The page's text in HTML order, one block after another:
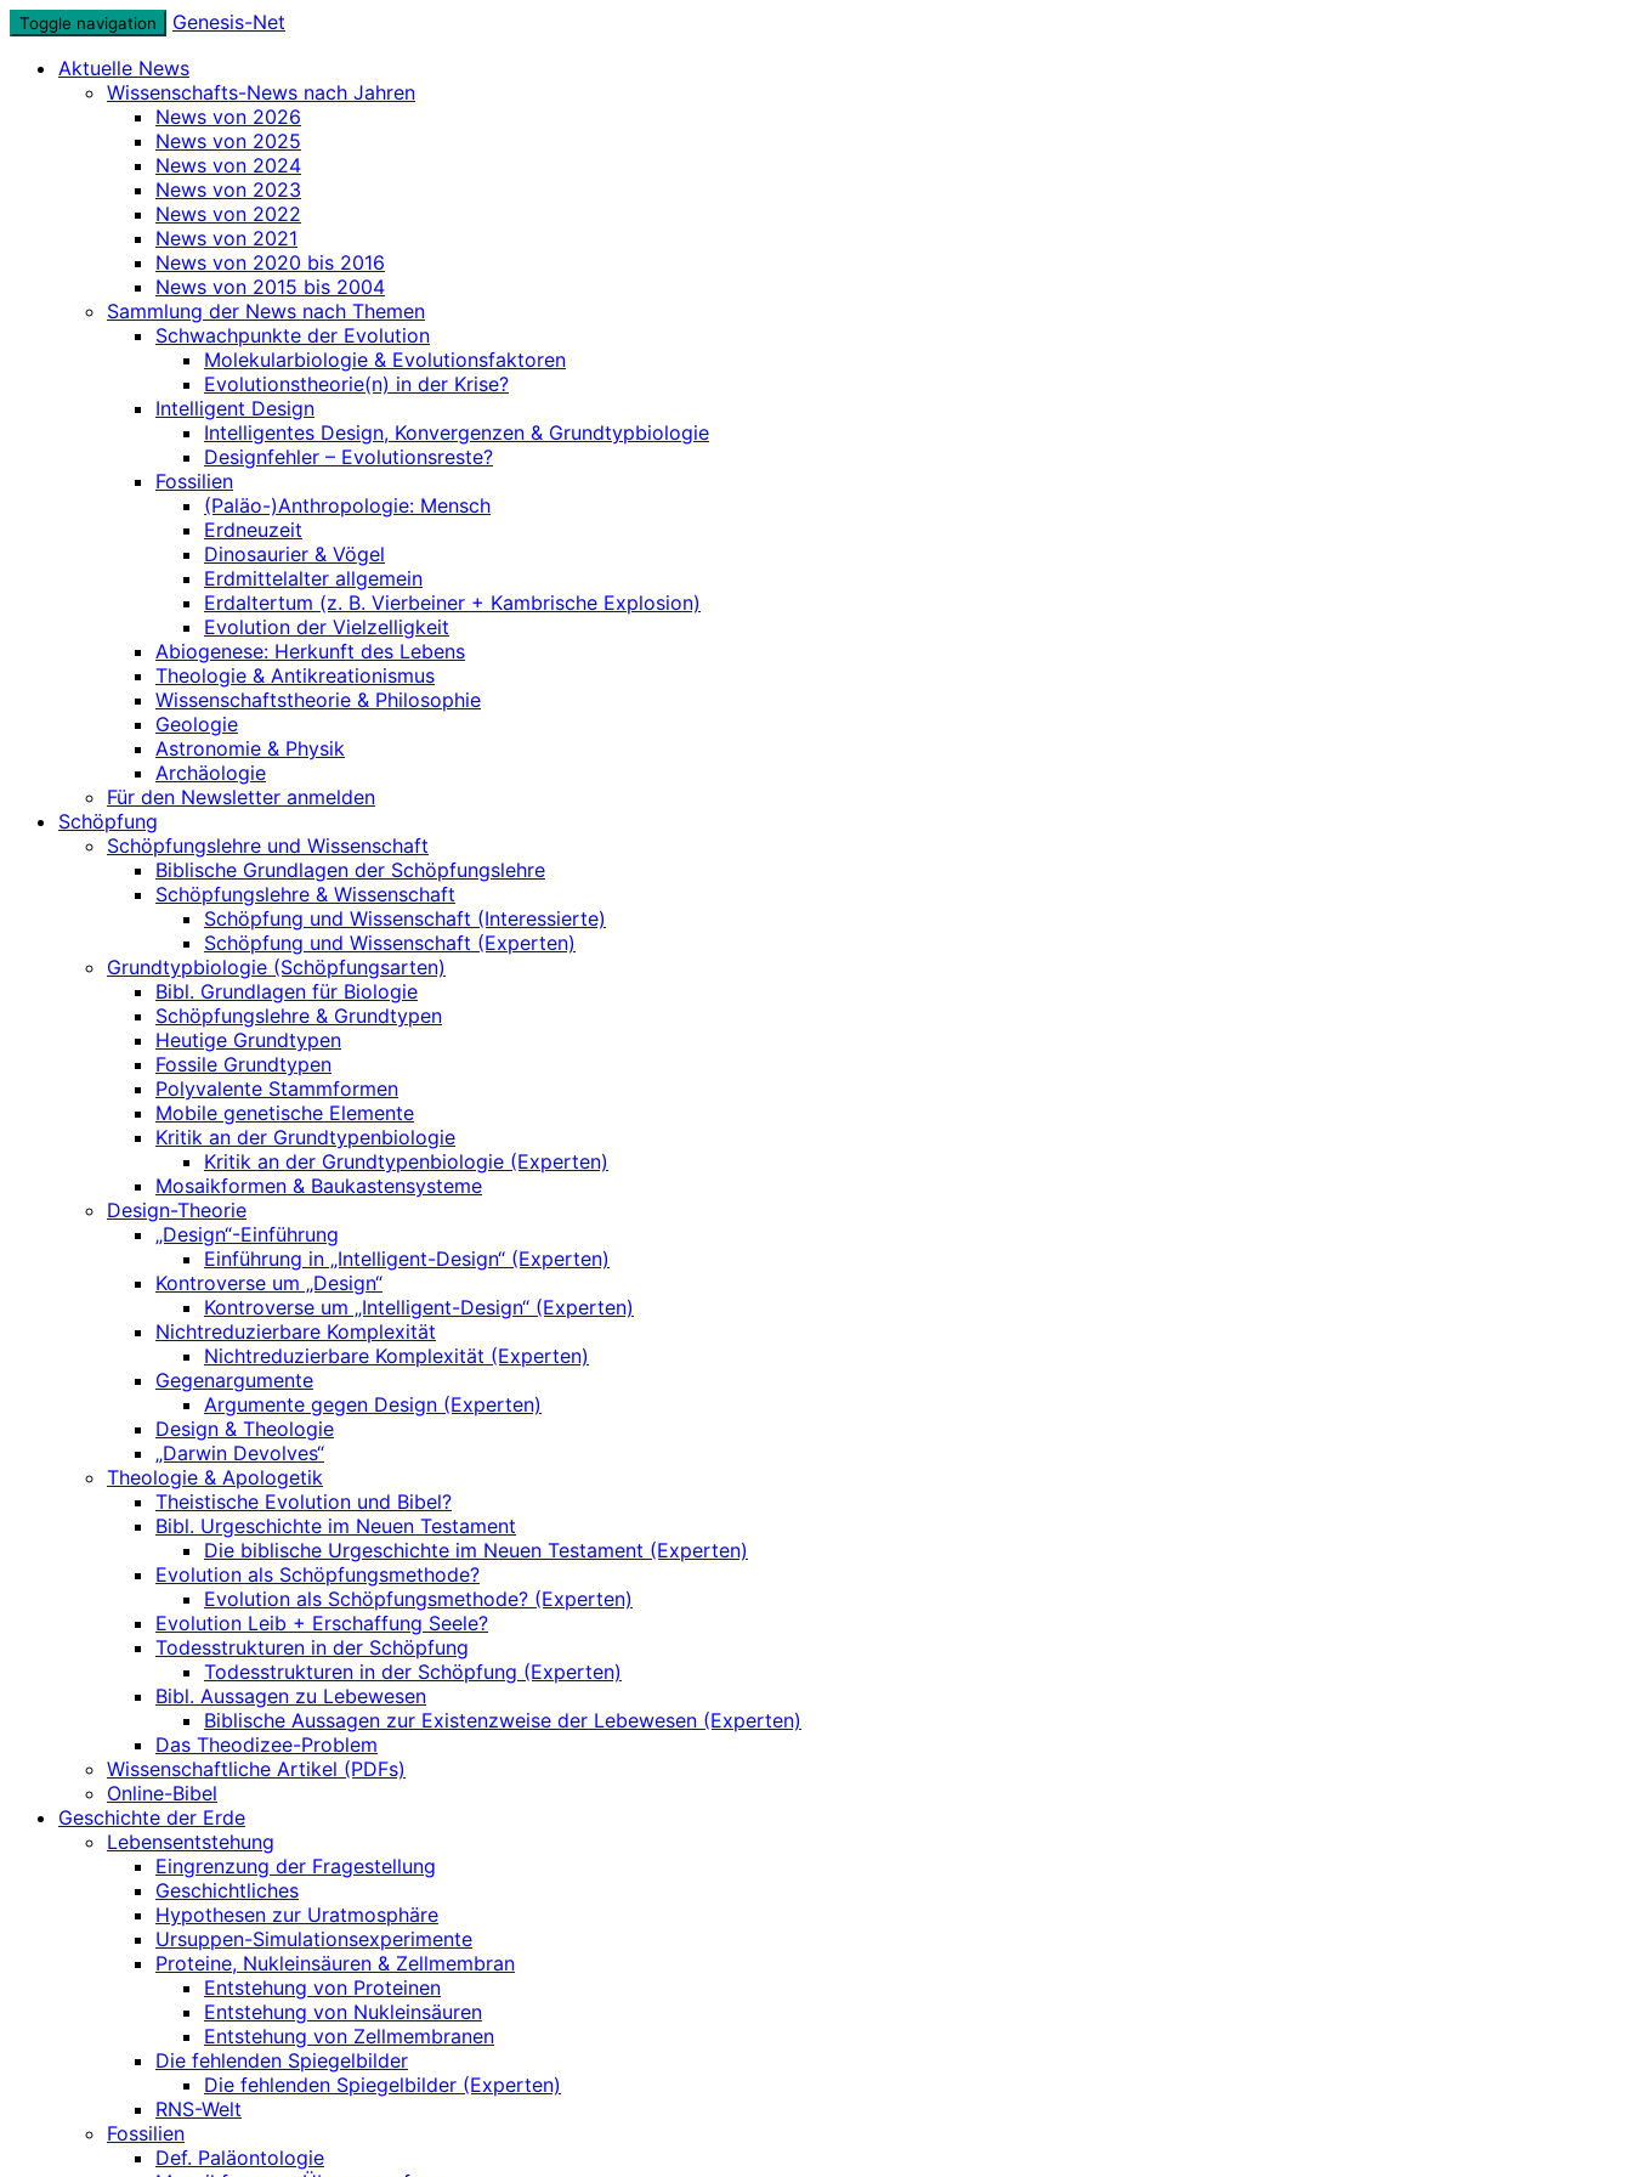
Skip
content
Toggle navigation
Genesis-Net
Aktuelle News
Wissenschafts-News nach Jahren
News von 2026
News von 2025
News von 2024
News von 2023
News von 2022
News von 2021
News von 2020 bis 2016
News von 2015 bis 2004
Sammlung der News nach Themen
Schwachpunkte der Evolution
Molekularbiologie & Evolutionsfaktoren
Evolutionstheorie(n) in der Krise?
Intelligent Design
Intelligentes Design, Konvergenzen & Grundtypbiologie
Designfehler – Evolutionsreste?
Fossilien
(Paläo-)Anthropologie: Mensch
Erdneuzeit
Dinosaurier & Vögel
Erdmittelalter allgemein
Erdaltertum (z. B. Vierbeiner + Kambrische Explosion)
Evolution der Vielzelligkeit
Abiogenese: Herkunft des Lebens
Theologie & Antikreationismus
Wissenschaftstheorie & Philosophie
Geologie
Astronomie & Physik
Archäologie
Für den Newsletter anmelden
Schöpfung
Schöpfungslehre und Wissenschaft
Biblische Grundlagen der Schöpfungslehre
Schöpfungslehre & Wissenschaft
Schöpfung und Wissenschaft (Interessierte)
Schöpfung und Wissenschaft (Experten)
Grundtypbiologie (Schöpfungsarten)
Bibl. Grundlagen für Biologie
Schöpfungslehre & Grundtypen
Heutige Grundtypen
Fossile Grundtypen
Polyvalente Stammformen
Mobile genetische Elemente
Kritik an der Grundtypenbiologie
Kritik an der Grundtypenbiologie (Experten)
Mosaikformen & Baukastensysteme
Design-Theorie
„Design“-Einführung
Einführung in „Intelligent-Design“ (Experten)
Kontroverse um „Design“
Kontroverse um „Intelligent-Design“ (Experten)
Nichtreduzierbare Komplexität
Nichtreduzierbare Komplexität (Experten)
Gegenargumente
Argumente gegen Design (Experten)
Design & Theologie
„Darwin Devolves“
Theologie & Apologetik
Theistische Evolution und Bibel?
Bibl. Urgeschichte im Neuen Testament
Die biblische Urgeschichte im Neuen Testament (Experten)
Evolution als Schöpfungsmethode?
Evolution als Schöpfungsmethode? (Experten)
Evolution Leib + Erschaffung Seele?
Todesstrukturen in der Schöpfung
Todesstrukturen in der Schöpfung (Experten)
Bibl. Aussagen zu Lebewesen
Biblische Aussagen zur Existenzweise der Lebewesen (Experten)
Das Theodizee-Problem
Wissenschaftliche Artikel (PDFs)
Online-Bibel
Geschichte der Erde
Lebensentstehung
Eingrenzung der Fragestellung
Geschichtliches
Hypothesen zur Uratmosphäre
Ursuppen-Simulationsexperimente
Proteine, Nukleinsäuren & Zellmembran
Entstehung von Proteinen
Entstehung von Nukleinsäuren
Entstehung von Zellmembranen
Die fehlenden Spiegelbilder
Die fehlenden Spiegelbilder (Experten)
RNS-Welt
Fossilien
Def. Paläontologie